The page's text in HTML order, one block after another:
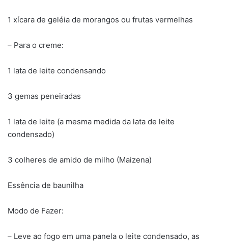
1 xícara de geléia de morangos ou frutas vermelhas
– Para o creme:
1 lata de leite condensando
3 gemas peneiradas
1 lata de leite (a mesma medida da lata de leite
condensado)
3 colheres de amido de milho (Maizena)
Essência de baunilha
Modo de Fazer:
– Leve ao fogo em uma panela o leite condensado, as